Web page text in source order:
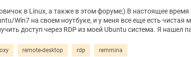
в Linux, а также в этом форуме;) В настоящее
Win7 на своем ноутбуке, и у меня все еще есть чистая
доступ через RDP из моей Ubuntu система. Я нашел
remote-desktop rdp remmina